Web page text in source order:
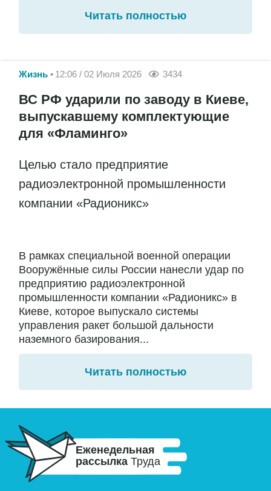
Читать полностью
Жизнь 12:06 / 02 Июля 2026 3434
ВС РФ ударили по заводу в Киеве,
выпускавшему комплектующие
для «Фламинго»
Целью стало предприятие
радиоэлектронной промышленности
компании «Радионикс»
В рамках специальной военной операции
Вооружённые силы России нанесли удар по
предприятию радиоэлектронной
промышленности компании «Радионикс» в
Киеве, которое выпускало системы
управления ракет большой дальности
наземного базирования...
Читать полностью
Еженедельная
рассылка Труда